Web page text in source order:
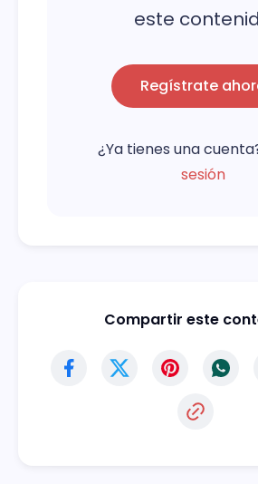
este
Regístrate
¿Ya tienes una
sesión
Compartir este